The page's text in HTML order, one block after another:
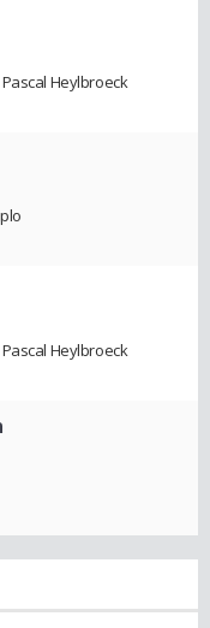
Heylbroeck
Heylbroeck